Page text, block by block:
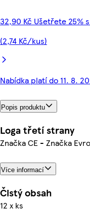
32,90 Kč Ušetřete 25%
(2,74 Kč/kus)
Nabídka platí do 11. 8.
Popis produktu
Loga třetí strany
Značka CE - Značka
Více informací
Čistý obsah
12 x ks